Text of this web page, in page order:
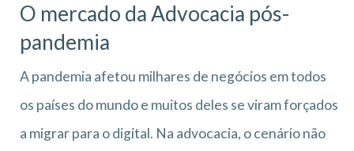
O mercado da Advocacia pós-
pandemia
A pandemia afetou milhares de negócios em todos
os países do mundo e muitos deles se viram forçados
a migrar para o digital. Na advocacia, o cenário não